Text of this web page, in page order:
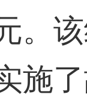
。
施